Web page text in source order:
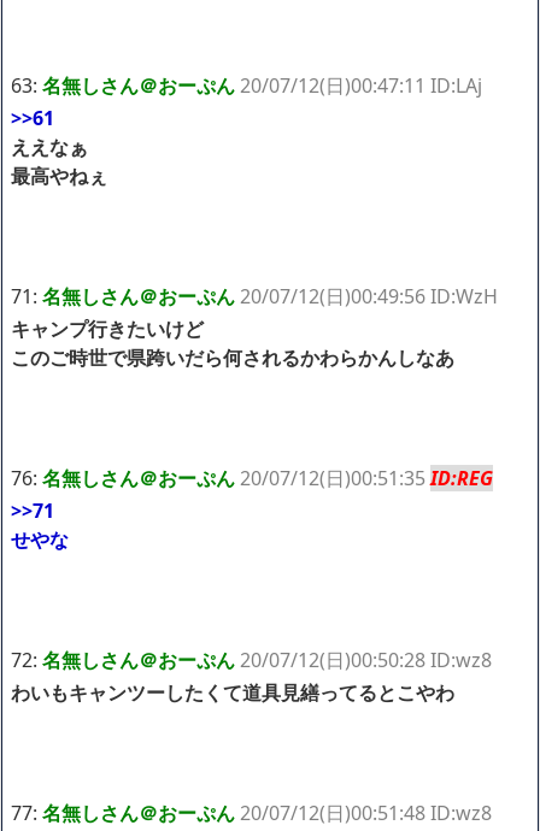
63: 名無しさん＠おーぷん20/07/12(日)00:47:11 ID:LAj
>>61
ええなぁ
最高やねぇ
71: 名無しさん＠おーぷん20/07/12(日)00:49:56 ID:WzH
キャンプ行きたいけど
このご時世で県跨いだら何されるかわらかんしなあ
76: 名無しさん＠おーぷん20/07/12(日)00:51:35ID:REG
>>71
せやな
72: 名無しさん＠おーぷん20/07/12(日)00:50:28 ID:wz8
わいもキャンツーしたくて道具見繕ってるとこやわ
77: 名無しさん＠おーぷん20/07/12(日)00:51:48 ID:wz8